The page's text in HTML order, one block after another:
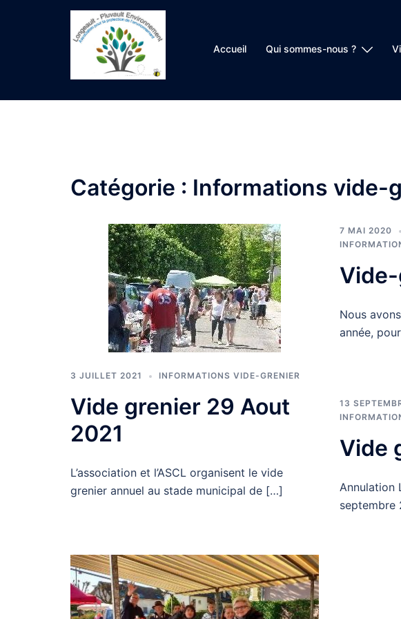
Accueil Qui sommes-nous ?
Catégorie : Informations vide-
3 JUILLET 2021 INFORMATIONS VIDE-GRENIER
Vide grenier 29 Aout
2021
L’association et l’ASCL organisent le vide
grenier annuel au stade municipal de […]
7 MAI 2020
Nous
année,
13
Vide
Annulation
septembre